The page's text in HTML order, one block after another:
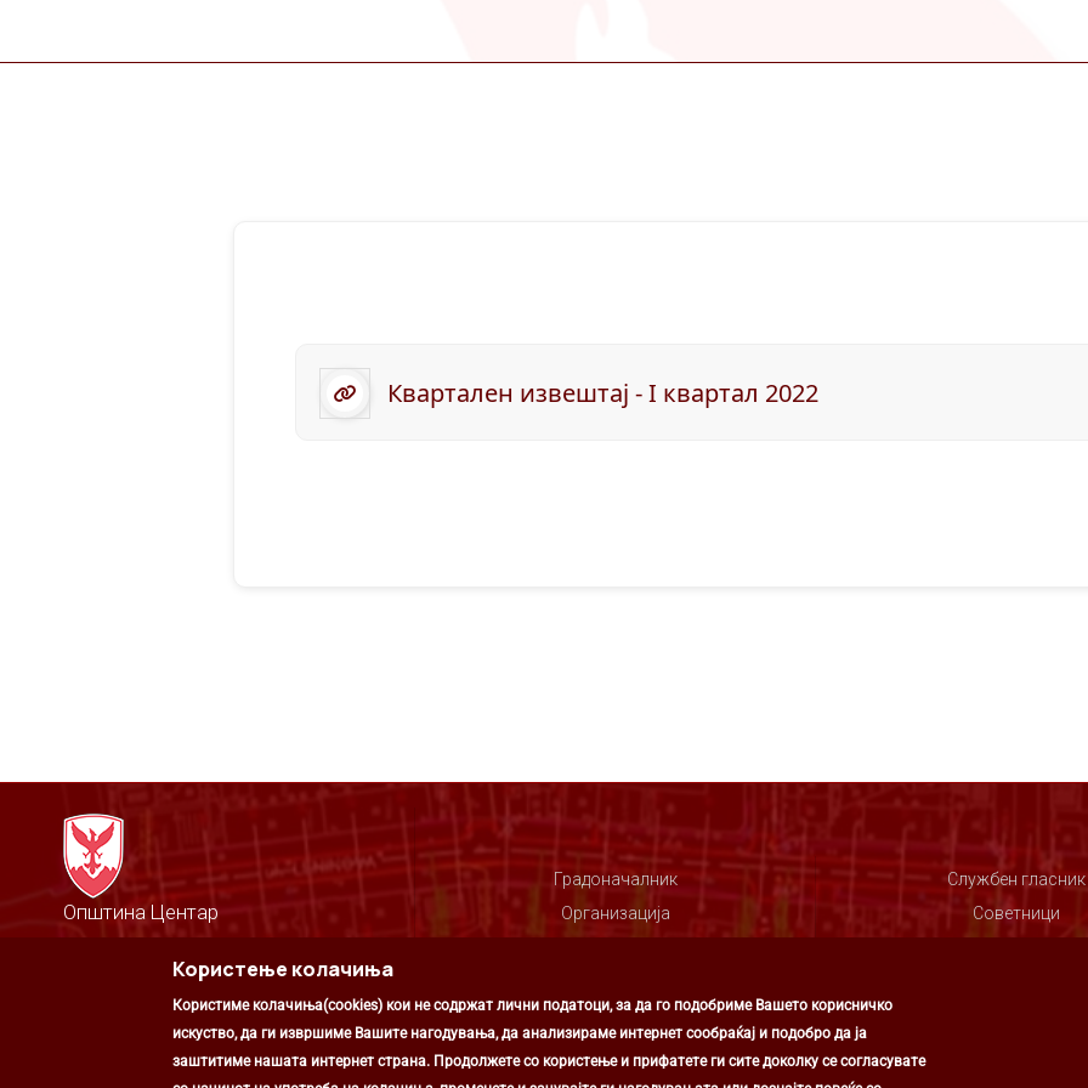
Квартален извештај - I квартал 2022
Општина Центар
Скопје, РС Македонија
+389 2 3203 600
kontakt@centar.gov.mk
Градоначалник
Организација
Службен гласник
Советници
Користење колачиња
Користиме колачиња(cookies) кои не содржат лични податоци, за да го подобриме Вашето корисничко
искуство, да ги извршиме Вашите нагодувања, да анализираме интернет сообраќај и подобро да ја
заштитиме нашата интернет страна. Продолжете со користење и прифатете ги сите доколку се согласувате